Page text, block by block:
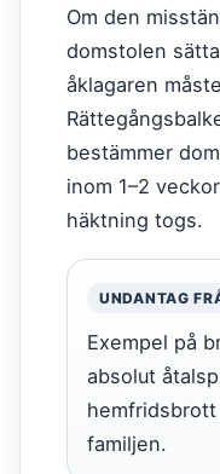
Om den
domstolen
åklagaren
bestämmer
inom 1–2
häktning togs.
UNDANTAG
Exempel på
absolut
familjen.